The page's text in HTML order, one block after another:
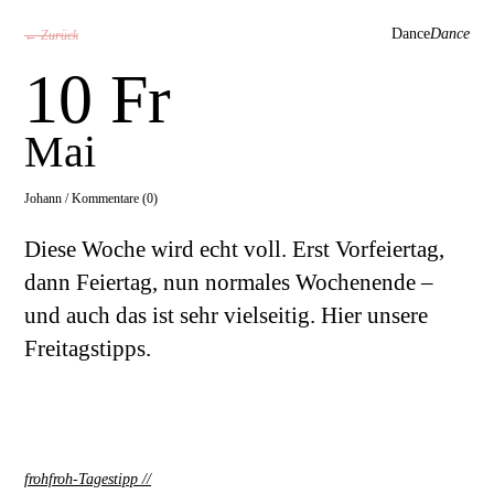
← Zurück DanceDance
10 Fr
Mai
Johann /Kommentare (0)
Diese Woche wird echt voll. Erst Vorfeiertag,
dann Feiertag, nun normales Wochenende –
und auch das ist sehr vielseitig. Hier unsere
Freitagstipps.
frohfroh-Tagestipp //